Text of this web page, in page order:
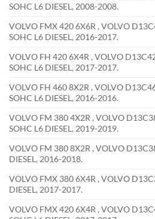
SOHC L6 DIESEL, 2008-2008.
VOLVO FMX 420 6X6R , VOLVO
SOHC L6 DIESEL, 2016-2017.
VOLVO FH 420 6X4R , VOLVO
SOHC L6 DIESEL, 2017-2017.
VOLVO FH 460 8X2R , VOLVO
SOHC L6 DIESEL, 2016-2016.
VOLVO FM 380 4X2R , VOLVO
SOHC L6 DIESEL, 2019-2019.
VOLVO FM 380 8X2R , VOLVO
DIESEL, 2016-2018.
VOLVO FMX 380 6X4R , VOLVO
DIESEL, 2017-2017.
VOLVO FMX 420 6X4R , VOLVO